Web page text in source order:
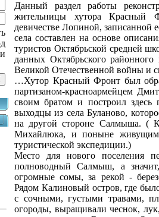
Данный раздел работы
жительницы хутора
девичестве Лопиной,
села составлен на основе
туристов Октябрьской средней
данных Октябрьского
Великой Отечественной войны и
…Хутор Красный Фронт был
партизаном-красноармейцем
своим братом и построил
выходцы из села Буланово,
на другой стороне Салмыша. (
Михайлюка, и поныне
туристической экспедиции.)
Место для нового поселения
полноводный Салмыш, а
огромные сомы, за рекой -
Рядом Калиновый остров, где
с сочными, густыми травами,
огороды, выращивали чеснок,